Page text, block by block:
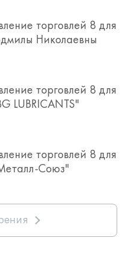
торговлей 8 для
Николаевны
торговлей 8 для
LUBRICANTS"
торговлей 8 для
Союз"